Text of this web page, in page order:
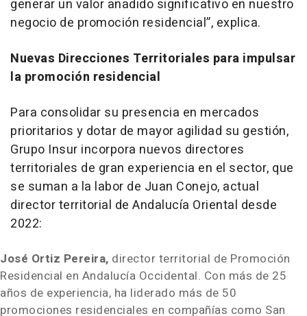
generar un valor añadido significativo en nuestro
negocio de promoción residencial”, explica.
Nuevas Direcciones Territoriales para impulsar
la promoción residencial
Para consolidar su presencia en mercados
prioritarios y dotar de mayor agilidad su gestión,
Grupo Insur incorpora nuevos directores
territoriales de gran experiencia en el sector, que
se suman a la labor de Juan Conejo, actual
director territorial de Andalucía Oriental desde
2022:
José Ortiz Pereira, director territorial de Promoción
Residencial en Andalucía Occidental. Con más de 25
años de experiencia, ha liderado más de 50
promociones residenciales en compañías como San